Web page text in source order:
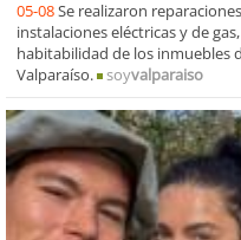
05-08Se realizaron
instalaciones eléctricas y de
habitabilidad de los inmuebles
Valparaíso.
soyvalparaiso